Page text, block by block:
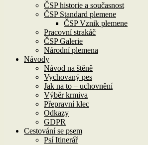
ČSP historie a současnost
ČSP Standard plemene
ČSP Vznik plemene
Pracovní strakáč
ČSP Galerie
Národní plemena
Návody
Návod na štěně
Vychovaný pes
Jak na to – uchovnění
Výběr krmiva
Přepravní klec
Odkazy
GDPR
Cestování se psem
Psí Itinerář